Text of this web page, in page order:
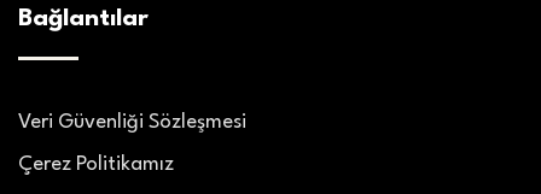
Bağlantılar
Veri Güvenliği Sözleşmesi
Çerez Politikamız